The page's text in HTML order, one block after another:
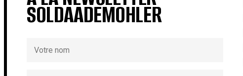
SOLDAADEMOHLER